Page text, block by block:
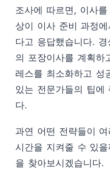
조사에 따르면, 이사
상이 이사 준비 과정
다고 응답했습니다. 경
의 포장이사를 계획하
레스를 최소화하고 성
있는 전문가들의 팁에
다.
과연 어떤 전략들이
시간을 지켜줄 수 있
을 찾아보시겠습니다.